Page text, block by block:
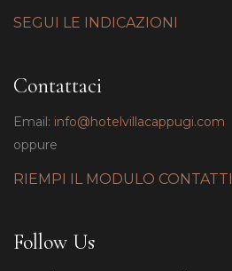
SEGUI LE INDICAZIONI
Contattaci
Email: info@hotelvillacappugi.com
oppure
RIEMPI IL MODULO CONTATTI
Follow Us